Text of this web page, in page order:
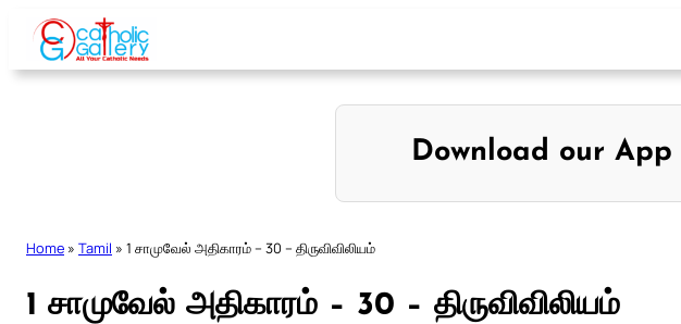
Skip
content
Download our App
Home » Tamil » 1 சாமுவேல் அதிகாரம் – 30 – திருவிவிலியம்
1 சாமுவேல் அதிகாரம் – 30 – திருவிவிலியம்